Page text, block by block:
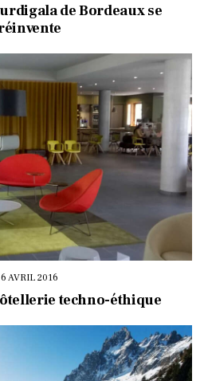
de Bordeaux se
6 AVRIL 2016
techno-éthique